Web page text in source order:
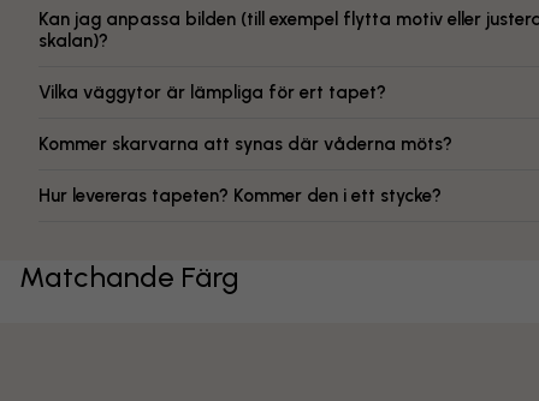
Kan jag anpassa bilden (till exempel flytta motiv eller
skalan)?
Vilka väggytor är lämpliga för ert tapet?
Kommer skarvarna att synas där våderna möts?
Hur levereras tapeten? Kommer den i ett stycke?
Matchande Färg